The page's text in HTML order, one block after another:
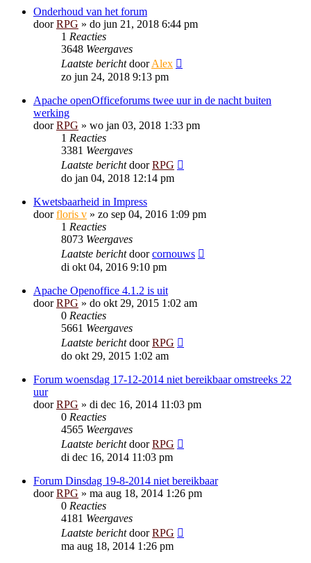
Onderhoud van het forum
doorRPG » do jun 21, 2018 6:44 pm
1 Reacties
3648 Weergaves
Laatste berichtdoorAlex
zo jun 24, 2018 9:13 pm
Apache openOfficeforums twee uur in de nacht buiten
werking
doorRPG » wo jan 03, 2018 1:33 pm
1 Reacties
3381 Weergaves
Laatste berichtdoorRPG
do jan 04, 2018 12:14 pm
Kwetsbaarheid in Impress
doorfloris v » zo sep 04, 2016 1:09 pm
1 Reacties
8073 Weergaves
Laatste berichtdoorcornouws
di okt 04, 2016 9:10 pm
Apache Openoffice 4.1.2 is uit
doorRPG » do okt 29, 2015 1:02 am
0 Reacties
5661 Weergaves
Laatste berichtdoorRPG
do okt 29, 2015 1:02 am
Forum woensdag 17-12-2014 niet bereikbaar omstreeks 22
uur
doorRPG » di dec 16, 2014 11:03 pm
0 Reacties
4565 Weergaves
Laatste berichtdoorRPG
di dec 16, 2014 11:03 pm
Forum Dinsdag 19-8-2014 niet bereikbaar
doorRPG » ma aug 18, 2014 1:26 pm
0 Reacties
4181 Weergaves
Laatste berichtdoorRPG
ma aug 18, 2014 1:26 pm